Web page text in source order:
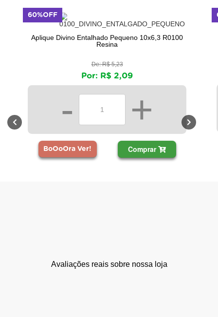
Aplique Divino Entalhado Pequeno 10x6,3 R0100
Resina
De: R$ 5,23
Por: R$ 2,09
+
BoOoOra Ver! Comprar
60%OFF
Avaliações reais sobre nossa loja